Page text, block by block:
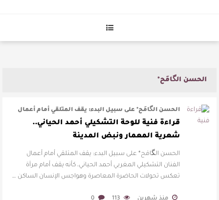
الحسن الگامَح*
الحسن الگامَح* على سبيل البدء: يقف المتلقي أمام أعمال
الفنان التشكيلي المغربي أح …
قراءة فنية للوحة التشكيلي أحمد الحياني..
شعرية المعمار ونبض المدينة
الحسن الگامَح* على سبيل البدء: يقف المتلقي أمام أعمال
الفنان التشكيلي المغربي أحمد الحياني، كأنه يقف أمام مرآة
تعكس تحولات الحاضرة المعاصرة وهواجس الإنسان الساكن …